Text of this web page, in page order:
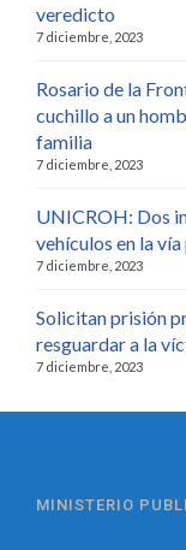
veredicto
7 diciembre, 2023
Rosario de la
cuchillo a un
familia
7 diciembre, 2023
UNICROH: Dos
vehículos en la
7 diciembre, 2023
Solicitan prisión
resguardar a la
7 diciembre, 2023
MINISTERIO